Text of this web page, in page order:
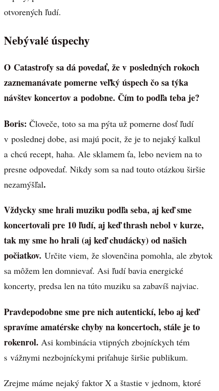
otvorených ľudí.
Nebývalé úspechy
O Catastrofy sa dá povedať, že v posledných rokoch
zaznemanávate pomerne veľký úspech čo sa týka
návštev koncertov a podobne. Čím to podľa teba je?
Boris: Človeče, toto sa ma pýta už pomerne dosť ľudí
v poslednej dobe, asi majú pocit, že je to nejaký kalkul
a chcú recept, haha. Ale sklamem ťa, lebo neviem na to
presne odpovedať. Nikdy som sa nad touto otázkou širšie
nezamýšľal.
Vždycky sme hrali muziku podľa seba, aj keď sme
koncertovali pre 10 ľudí, aj keď thrash nebol v kurze,
tak my sme ho hrali (aj keď chudácky) od našich
počiatkov. Určite viem, že slovenčina pomohla, ale zbytok
sa môžem len domnievať. Asi ľudí bavia energické
koncerty, predsa len na túto muziku sa zabavíš najviac.
Pravdepodobne sme pre nich autentickí, lebo aj keď
spravíme amatérske chyby na koncertoch, stále je to
rokenrol. Asi kombinácia vtipných zbojníckych tém
s vážnymi nezbojníckymi priťahuje širšie publikum.
Zrejme máme nejaký faktor X a štastie v jednom, ktoré